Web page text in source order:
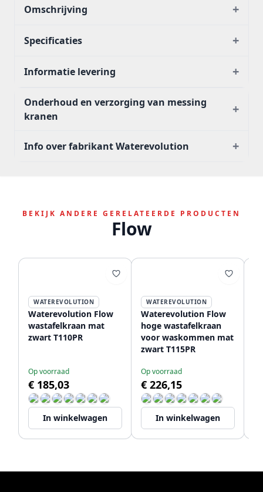
Omschrijving +
Specificaties +
Informatie levering +
Onderhoud en verzorging van messing
kranen
+
Info over fabrikant Waterevolution +
BEKIJK ANDERE GERELATEERDE PRODUCTEN
Flow
WATEREVOLUTION
Waterevolution Flow
wastafelkraan mat
zwart T110PR
Op voorraad
€ 185,03
In winkelwagen
WATEREVOLUTION
Waterevolution Flow
hoge wastafelkraan
voor waskommen mat
zwart T115PR
Op voorraad
€ 226,15
In winkelwagen